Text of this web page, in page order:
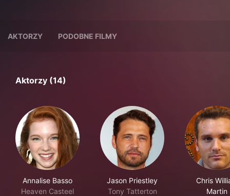
AKTORZY PODOBNE FILMY
Aktorzy (14)
Annalise Basso
Heaven Casteel
Jason Priestley
Tony Tatterton
Chris
Martin